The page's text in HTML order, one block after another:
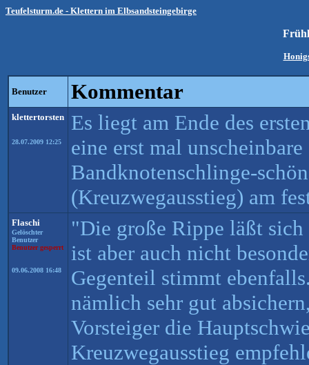
Teufelsturm.de - Klettern im Elbsandsteingebirge
Benutzer Kommentar
klettertorsten
28.07.2009 12:25
Es liegt am Ende des
eine erst mal
Bandknotenschlinge-
(Kreuzwegausstieg) am
Flaschi
Gelöschter
Benutzer
Benutzer gesperrt
09.06.2008 16:48
"Die große Rippe läßt
ist aber auch nicht
Gegenteil stimmt
nämlich sehr gut
Vorsteiger die
Kreuzwegausstieg